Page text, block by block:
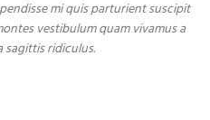
mi quis parturient suscipit
vestibulum quam vivamus a
ridiculus.